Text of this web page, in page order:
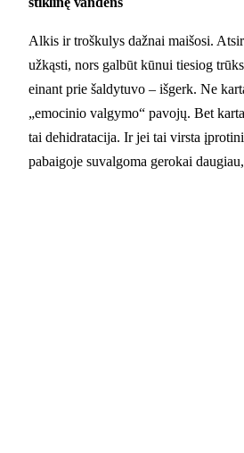
Alkis ir troškulys dažnai maišosi.
užkąsti, nors galbūt kūnui tiesiog
einant prie šaldytuvo – išgerk. Ne
„emocinio valgymo“ pavojų. Bet
tai dehidratacija. Ir jei tai virsta
pabaigoje suvalgoma gerokai